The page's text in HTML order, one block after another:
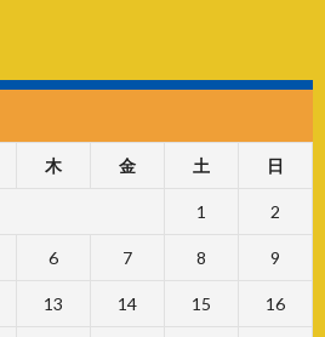
木 金 土 日
1 2
6 7 8 9
13 14 15 16